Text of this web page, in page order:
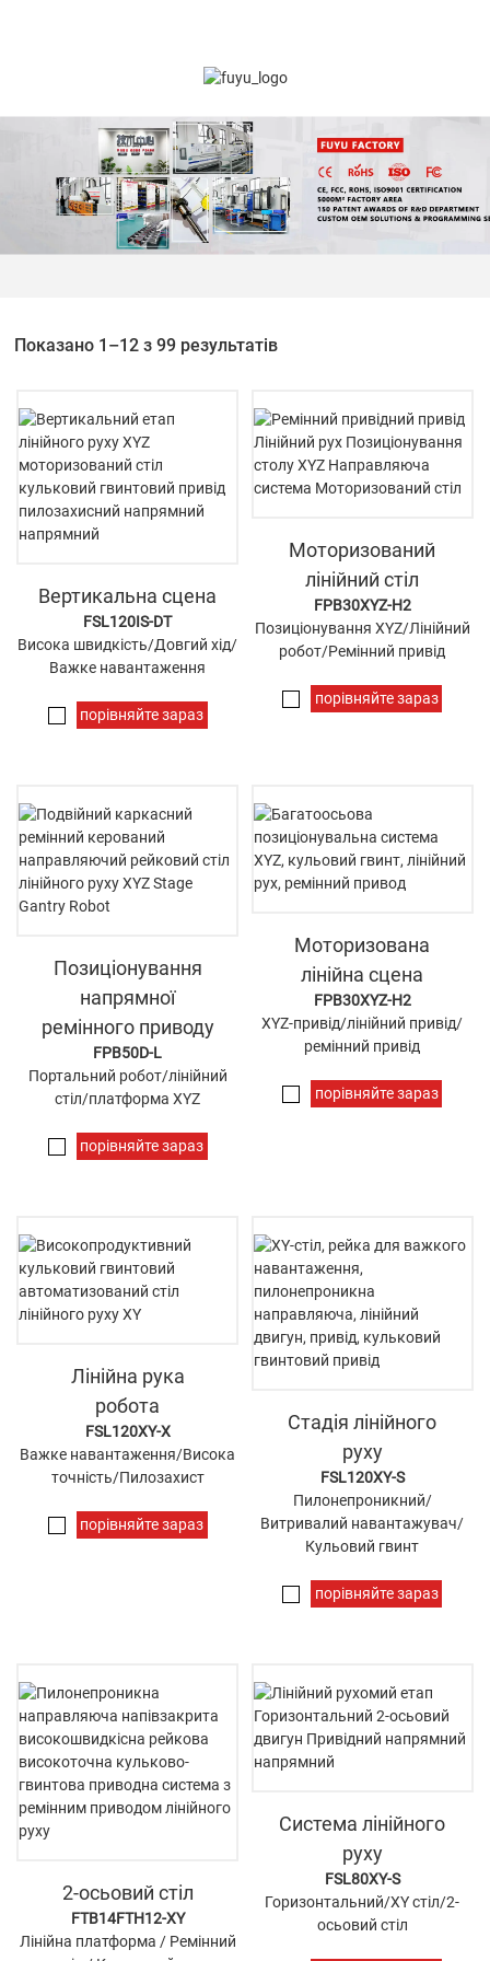
Показано 1–12 з 99 результатів
Вертикальна сцена
FSL120IS-DT
Висока швидкість/Довгий хід/
Важке навантаження
порівняйте зараз
Моторизований
лінійний стіл
FPB30XYZ-H2
Позиціонування XYZ/Лінійний
робот/Ремінний привід
порівняйте зараз
Позиціонування
напрямної
ремінного приводу
FPB50D-L
Портальний робот/лінійний
стіл/платформа XYZ
порівняйте зараз
Моторизована
лінійна сцена
FPB30XYZ-H2
XYZ-привід/лінійний привід/
ремінний привід
порівняйте зараз
Лінійна рука
робота
FSL120XY-X
Важке навантаження/Висока
точність/Пилозахист
порівняйте зараз
Стадія лінійного
руху
FSL120XY-S
Пилонепроникний/
Витривалий навантажувач/
Кульовий гвинт
порівняйте зараз
2-осьовий стіл
FTB14FTH12-XY
Лінійна платформа / Ремінний
Система лінійного
руху
FSL80XY-S
Горизонтальний/XY стіл/2-
осьовий стіл